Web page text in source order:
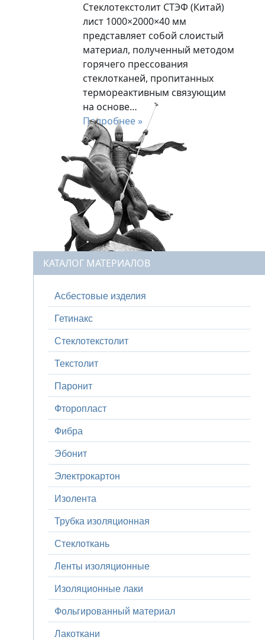
Стеклотекстолит СТЭФ (Китай)
лист 1000×2000×40 мм
представляет собой слоистый
материал, полученный методом
горячего прессования
стеклотканей, пропитанных
термореактивным связующим
на основе…
Подробнее »
КАТАЛОГ МАТЕРИАЛОВ
Асбестовые изделия
Гетинакс
Стеклотекстолит
Текстолит
Паронит
Фторопласт
Фибра
Эбонит
Электрокартон
Изолента
Трубка изоляционная
Стеклоткань
Ленты изоляционные
Изоляционные лаки
Фольгированный материал
Лакоткани